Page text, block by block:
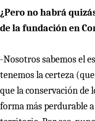
¿Pero no habrá
de la fundación en
-Nosotros sabemos el
tenemos la certeza
que la conservación de
forma más perdurable